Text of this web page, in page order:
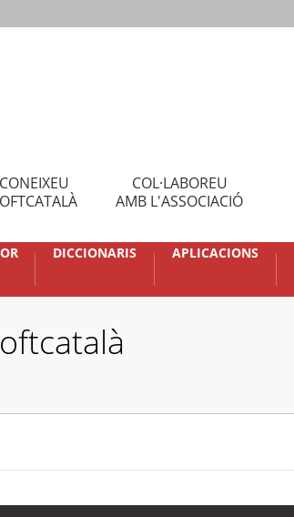
CONEIXEU
COL·LABOREU
AMB L'ASSOCIACIÓ
DICCIONARIS APLICACIONS